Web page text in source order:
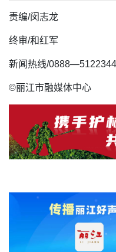
责编/闵志龙
终审/和红军
新闻热线/0888—5122344
©丽江市融媒体中心